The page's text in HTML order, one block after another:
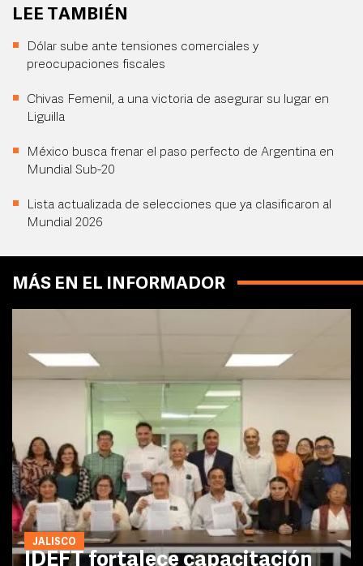
LEE TAMBIÉN
Dólar sube ante tensiones comerciales y
preocupaciones fiscales
Chivas Femenil, a una victoria de asegurar su lugar en
Liguilla
México busca frenar el paso perfecto de Argentina en
Mundial Sub-20
Lista actualizada de selecciones que ya clasificaron al
Mundial 2026
MÁS EN EL INFORMADOR
JALISCO
IDEFT fortalece capacitación